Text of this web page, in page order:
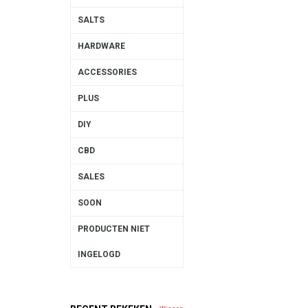
SALTS
HARDWARE
ACCESSORIES
PLUS
DIY
CBD
SALES
SOON
PRODUCTEN NIET
INGELOGD